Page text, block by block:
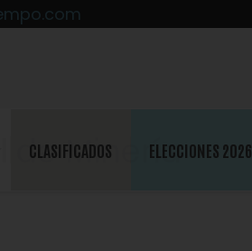
CLASIFICADOS ELECCIONES 2026
de Minería